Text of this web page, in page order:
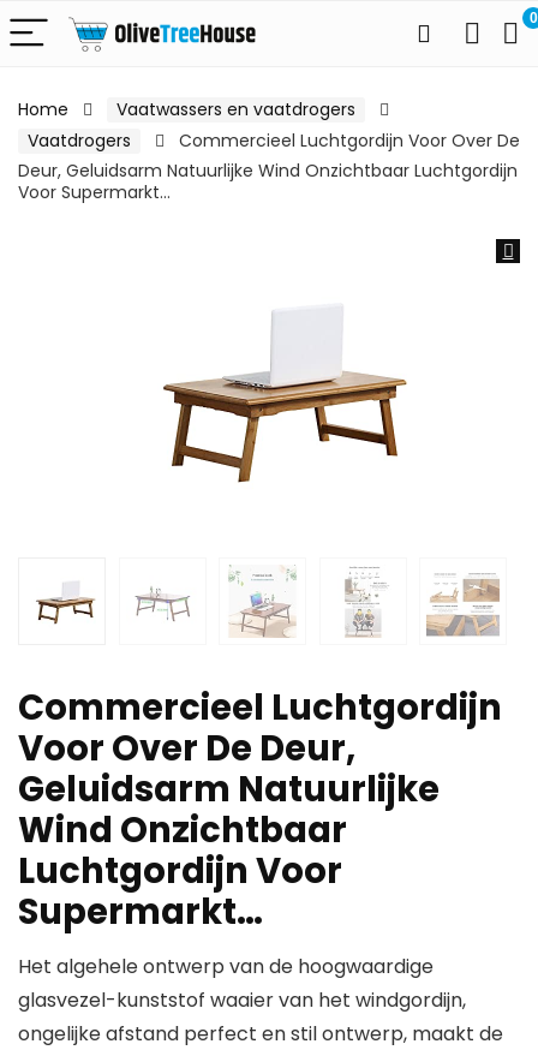
0
Home
Vaatwassers en vaatdrogers
Vaatdrogers
Commercieel Luchtgordijn Voor Over De
Deur, Geluidsarm Natuurlijke Wind Onzichtbaar Luchtgordijn
Voor Supermarkt…
Commercieel Luchtgordijn
Voor Over De Deur,
Geluidsarm Natuurlijke
Wind Onzichtbaar
Luchtgordijn Voor
Supermarkt…
Het algehele ontwerp van de hoogwaardige
glasvezel-kunststof waaier van het windgordijn,
ongelijke afstand perfect en stil ontwerp, maakt de